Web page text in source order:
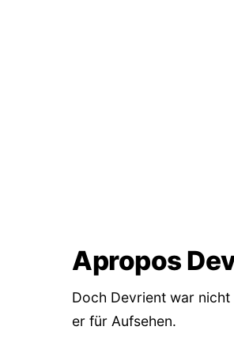
Apropos
Doch Devrient war
er für Aufsehen.